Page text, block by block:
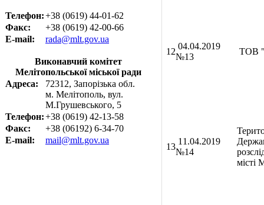
Телефон:+38 (0619) 44-01-62
Факс:
+38 (0619) 42-00-66
E-mail:
rada@mlt.gov.ua
Виконавчий комітет
Мелітопольської міської ради
Адреса:
72312, Запорізька обл.
м. Мелітополь, вул.
М.Грушевського, 5
Телефон:+38 (0619) 42-13-58
Факс:
+38 (06192) 6-34-70
E-mail:
mail@mlt.gov.ua
12
04.04.2019
№13
ТОВ
13
11.04.2019
№14
місті